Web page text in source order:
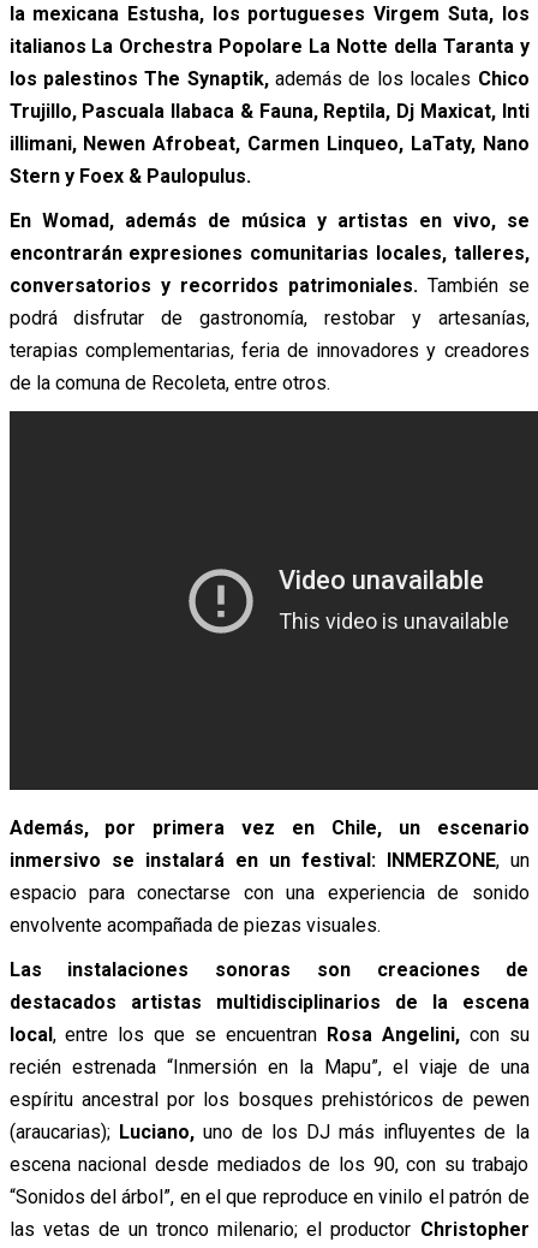
la mexicana Estusha, los portugueses Virgem Suta, los
italianos La Orchestra Popolare La Notte della Taranta y
los palestinos The Synaptik,además de los locales Chico
Trujillo, Pascuala Ilabaca & Fauna, Reptila, Dj Maxicat, Inti
illimani, Newen Afrobeat, Carmen Linqueo, LaTaty, Nano
Stern y Foex & Paulopulus.
En Womad, además de música y artistas en vivo, se
encontrarán expresiones comunitarias locales, talleres,
conversatorios y recorridos patrimoniales. También se
podrá disfrutar de gastronomía, restobar y artesanías,
terapias complementarias, feria de innovadores y creadores
de la comuna de Recoleta, entre otros.
Además, por primera vez en Chile, un escenario
inmersivo se instalará en un festival: INMERZONE, un
espacio para conectarse con una experiencia de sonido
envolvente acompañada de piezas visuales.
Las instalaciones sonoras son creaciones de
destacados artistas multidisciplinarios de la escena
local, entre los que se encuentran Rosa Angelini,con su
recién estrenada “Inmersión en la Mapu”, el viaje de una
espíritu ancestral por los bosques prehistóricos de pewen
(araucarias); Luciano,uno de los DJ más influyentes de la
escena nacional desde mediados de los 90, con su trabajo
“Sonidos del árbol”, en el que reproduce en vinilo el patrón de
las vetas de un tronco milenario; el productor Christopher